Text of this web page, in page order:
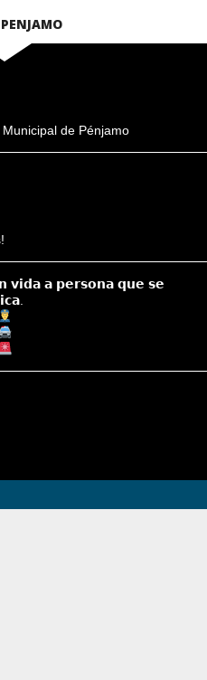
de Pénjamo
𝘃𝗶𝗱𝗮 𝗮 𝗽𝗲𝗿𝘀𝗼𝗻𝗮 𝗾𝘂𝗲 𝘀𝗲